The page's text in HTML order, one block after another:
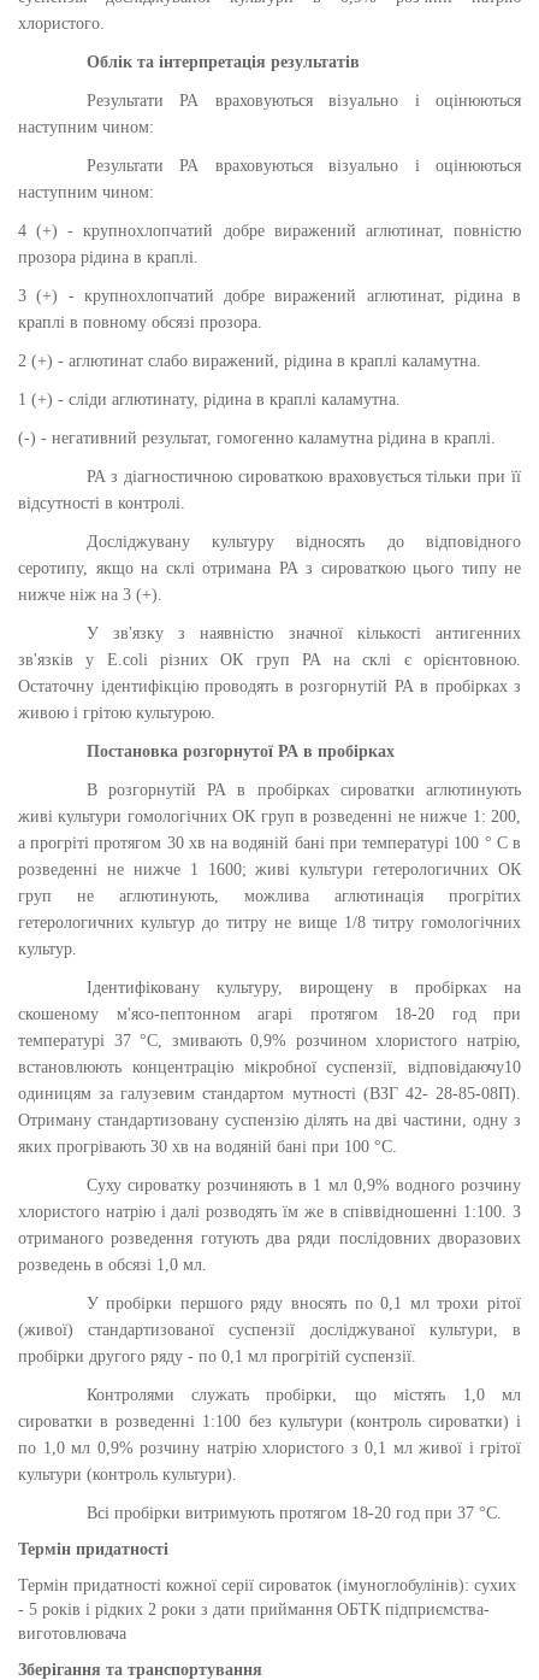
хлористого.
Облік та інтерпретація результатів
Результати РА враховуються візуально і оцінюються
наступним чином:
Результати РА враховуються візуально і оцінюються
наступним чином:
4 (+) - крупнохлопчатий добре виражений аглютинат, повністю
прозора рідина в краплі.
3 (+) - крупнохлопчатий добре виражений аглютинат, рідина в
краплі в повному обсязі прозора.
2 (+) - аглютинат слабо виражений, рідина в краплі каламутна.
1 (+) - сліди аглютинату, рідина в краплі каламутна.
(-) - негативний результат, гомогенно каламутна рідина в краплі.
РА з діагностичною сироваткою враховується тільки при її
відсутності в контролі.
Досліджувану культуру відносять до відповідного
серотипу, якщо на склі отримана РА з сироваткою цього типу не
нижче ніж на 3 (+).
У зв'язку з наявністю значної кількості антигенних
зв'язків у E.coli різних ОК груп РА на склі є орієнтовною.
Остаточну ідентифікцію проводять в розгорнутій РА в пробірках з
живою і грітою культурою.
Постановка розгорнутої РА в пробірках
В розгорнутій РА в пробірках сироватки аглютинують
живі культури гомологічних ОК груп в розведенні не нижче 1: 200,
а прогріті протягом 30 хв на водяній бані при температурі 100 ° С в
розведенні не нижче 1 1600; живі культури гетерологичних ОК
груп не аглютинують, можлива аглютинація прогрітих
гетерологичних культур до титру не вище 1/8 титру гомологічних
культур.
Ідентифіковану культуру, вирощену в пробірках на
скошеному м'ясо-пептонном агарі протягом 18-20 год при
температурі 37 °С, змивають 0,9% розчином хлористого натрію,
встановлюють концентрацію мікробної суспензії, відповідаючу10
одиницям за галузевим стандартом мутності (ВЗГ 42- 28-85-08П).
Отриману стандартизовану суспензію ділять на дві частини, одну з
яких прогрівають 30 хв на водяній бані при 100 °С.
Суху сироватку розчиняють в 1 мл 0,9% водного розчину
хлористого натрію і далі розводять їм же в співвідношенні 1:100. З
отриманого розведення готують два ряди послідовних дворазових
розведень в обсязі 1,0 мл.
У пробірки першого ряду вносять по 0,1 мл трохи рітої
(живої) стандартизованої суспензії досліджуваної культури, в
пробірки другого ряду - по 0,1 мл прогрітій суспензії.
Контролями служать пробірки, що містять 1,0 мл
сироватки в розведенні 1:100 без культури (контроль сироватки) і
по 1,0 мл 0,9% розчину натрію хлористого з 0,1 мл живої і грітої
культури (контроль культури).
Всі пробірки витримують протягом 18-20 год при 37 °С.
Термін придатності
Термін придатності кожної серії сироваток (імуноглобулінів): сухих
- 5 років і рідких 2 роки з дати приймання ОБТК підприємства-
виготовлювача
Зберігання та транспортування